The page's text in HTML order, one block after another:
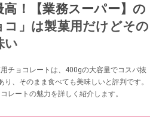
！【業務スーパー】の
コ」は製菓用だけどその
い
チョコレートは、400gの大容量でコスパ抜
、そのまま食べても美味しいと評判です。
レートの魅力を詳しく紹介します。